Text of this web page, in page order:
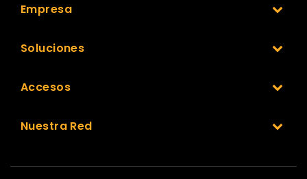
Empresa
Soluciones
Accesos
Nuestra Red